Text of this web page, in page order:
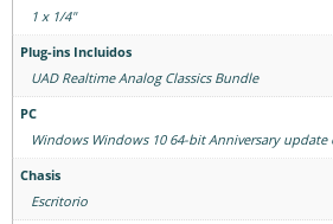
1 x 1/4"
Plug-ins Incluidos
UAD Realtime Analog Classics Bundle
PC
Windows Windows 10 64-bit Anniversary update
Chasis
Escritorio